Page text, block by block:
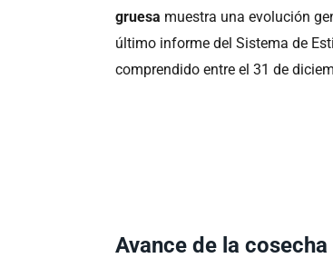
gruesa muestra una evolución
último informe del Sistema de
comprendido entre el 31 de
Avance de la